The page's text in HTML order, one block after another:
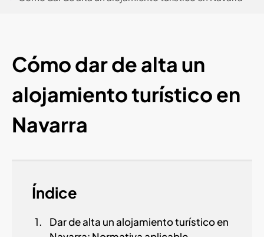
Cómo dar de alta un
alojamiento turístico en
Navarra
Índice
Dar de alta un alojamiento turístico en